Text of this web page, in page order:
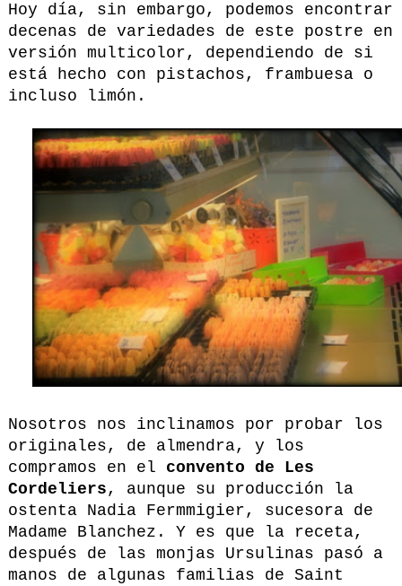
Hoy día, sin embargo, podemos encontrar
decenas de variedades de este postre en
versión multicolor, dependiendo de si
está hecho con pistachos, frambuesa o
incluso limón.
Nosotros nos inclinamos por probar los
originales, de almendra, y los
compramos en el convento de Les
Cordeliers, aunque su producción la
ostenta Nadia Fermmigier, sucesora de
Madame Blanchez. Y es que la receta,
después de las monjas Ursulinas pasó a
manos de algunas familias de Saint